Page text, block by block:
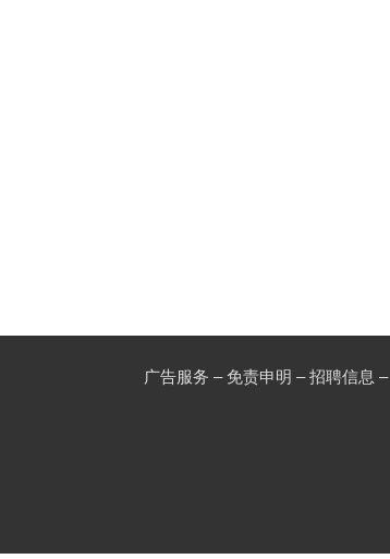
广告服务 – 免责申明 – 招聘信息 –